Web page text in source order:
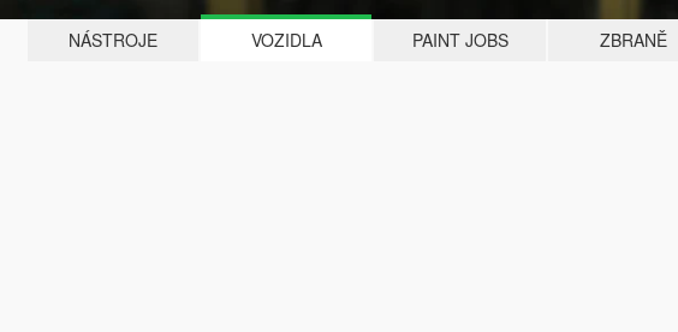
NÁSTROJE VOZIDLA PAINT JOBS ZBRANĚ